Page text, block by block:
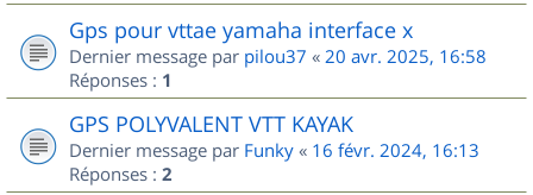
Gps pour vttae yamaha interface x
Dernier message par pilou37 « 20 avr. 2025, 16:58
Réponses : 1
GPS POLYVALENT VTT KAYAK
Dernier message par Funky « 16 févr. 2024, 16:13
Réponses : 2